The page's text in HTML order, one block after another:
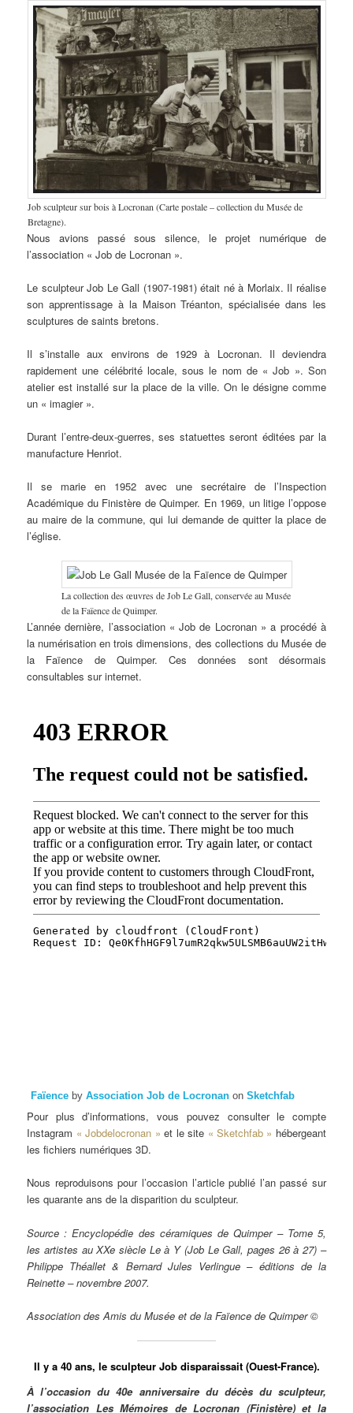
Job sculpteur sur bois à Locronan (Carte postale – collection du Musée de
Bretagne).
Nous avions passé sous silence, le projet numérique de
l’association « Job de Locronan ».
Le sculpteur Job Le Gall (1907-1981) était né à Morlaix. Il réalise
son apprentissage à la Maison Tréanton, spécialisée dans les
sculptures de saints bretons.
Il s’installe aux environs de 1929 à Locronan. Il deviendra
rapidement une célébrité locale, sous le nom de « Job ». Son
atelier est installé sur la place de la ville. On le désigne comme
un « imagier ».
Durant l’entre-deux-guerres, ses statuettes seront éditées par la
manufacture Henriot.
Il se marie en 1952 avec une secrétaire de l’Inspection
Académique du Finistère de Quimper. En 1969, un litige l’oppose
au maire de la commune, qui lui demande de quitter la place de
l’église.
La collection des œuvres de Job Le Gall, conservée au Musée
de la Faïence de Quimper.
L’année dernière, l’association « Job de Locronan » a procédé à
la numérisation en trois dimensions, des collections du Musée de
la Faïence de Quimper. Ces données sont désormais
consultables sur internet.
Faïence byAssociation Job de Locronan onSketchfab
Pour plus d’informations, vous pouvez consulter le compte
Instagram « Jobdelocronan » et le site « Sketchfab » hébergeant
les fichiers numériques 3D.
Nous reproduisons pour l’occasion l’article publié l’an passé sur
les quarante ans de la disparition du sculpteur.
Source : Encyclopédie des céramiques de Quimper – Tome 5,
les artistes au XXe siècle Le à Y (Job Le Gall, pages 26 à 27) –
Philippe Théallet & Bernard Jules Verlingue – éditions de la
Reinette – novembre 2007.
Association des Amis du Musée et de la Faïence de Quimper ©
Il y a 40 ans, le sculpteur Job disparaissait (Ouest-France).
À l’occasion du 40e anniversaire du décès du sculpteur,
l’association Les Mémoires de Locronan (Finistère) et la